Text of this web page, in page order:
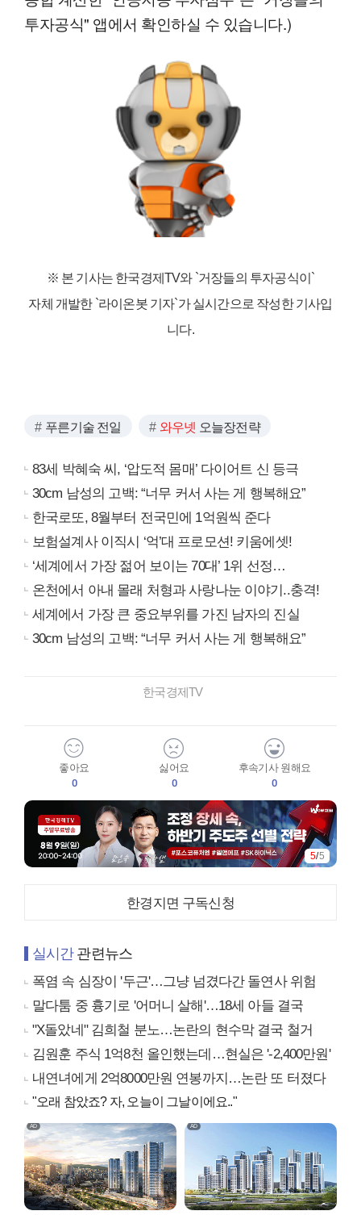
투자공식" 앱에서 확인하실 수 있습니다.)
※ 본 기사는 한국경제TV와 `거장들의 투자공식이`
자체 개발한 `라이온봇 기자`가 실시간으로 작성한 기사입
니다.
푸른기술 전일 와우넷 오늘장전략
83세 박혜숙 씨, ‘압도적 몸매’ 다이어트 신 등극
30cm 남성의 고백: “너무 커서 사는 게 행복해요”
한국로또, 8월부터 전국민에 1억원씩 준다
보험설계사 이직시 ‘억’대 프로모션! 키움에셋!
‘세계에서 가장 젊어 보이는 70대’ 1위 선정…
온천에서 아내 몰래 처형과 사랑나눈 이야기..충격!
세계에서 가장 큰 중요부위를 가진 남자의 진실
30cm 남성의 고백: “너무 커서 사는 게 행복해요”
한국경제TV
좋아요
0
싫어요
0
후속기사 원해요
0
5/5
한경지면 구독신청
실시간관련뉴스
폭염 속 심장이 '두근'…그냥 넘겼다간 돌연사 위험
말다툼 중 흉기로 '어머니 살해'…18세 아들 결국
"X돌았네" 김희철 분노…논란의 현수막 결국 철거
김원훈 주식 1억8천 올인했는데…현실은 '-2,400만원'
내연녀에게 2억8000만원 연봉까지…논란 또 터졌다
"오래 참았죠? 자, 오늘이 그날이에요.."